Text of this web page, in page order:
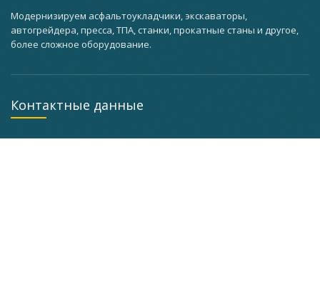
Модернизируем асфальтоукладчики, экскаваторы,
автогрейдера, пресса, ТПА, станки, прокатные станы и другое,
более сложное оборудование.
Контактные данные